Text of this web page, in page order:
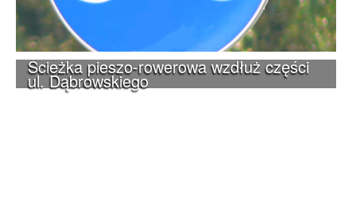
Ścieżka pieszo-rowerowa wzdłuż części
ul. Dąbrowskiego